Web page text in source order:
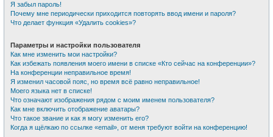
Я забыл пароль!
Почему мне периодически приходится повторять ввод имени и пароля?
Что делает функция «Удалить cookies»?
Параметры и настройки пользователя
Как мне изменить мои настройки?
Как избежать появления моего имени в списке «Кто сейчас на конференции»?
На конференции неправильное время!
Я изменил часовой пояс, но время всё равно неправильное!
Моего языка нет в списке!
Что означают изображения рядом с моим именем пользователя?
Как мне включить отображение аватары?
Что такое звание и как я могу изменить его?
Когда я щёлкаю по ссылке «email», от меня требуют войти на конференцию!